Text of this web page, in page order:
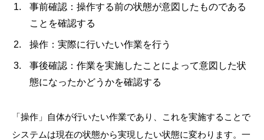
事前確認：操作する前の状態が意図したものである
ことを確認する
操作：実際に行いたい作業を行う
事後確認：作業を実施したことによって意図した状
態になったかどうかを確認する
「操作」自体が行いたい作業であり、これを実施することで
システムは現在の状態から実現したい状態に変わります。一